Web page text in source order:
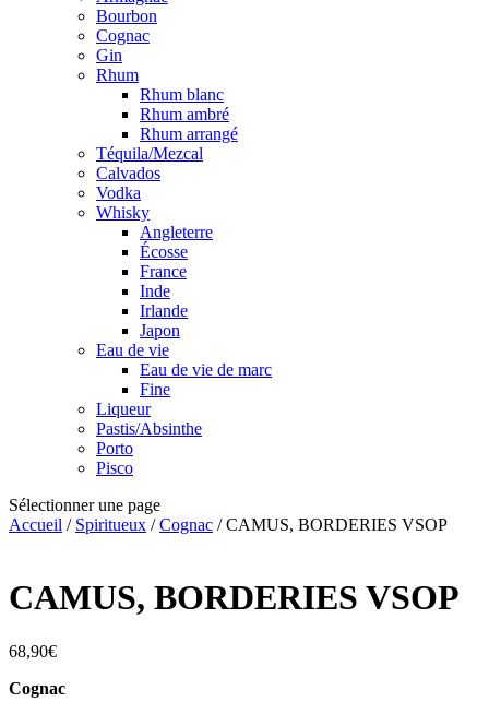
Bourbon
Cognac
Gin
Rhum
Rhum blanc
Rhum ambré
Rhum arrangé
Téquila/Mezcal
Calvados
Vodka
Whisky
Angleterre
Écosse
France
Inde
Irlande
Japon
Eau de vie
Eau de vie de marc
Fine
Liqueur
Pastis/Absinthe
Porto
Pisco
Sélectionner une page
Accueil / Spiritueux /Cognac / CAMUS, BORDERIES VSOP
CAMUS, BORDERIES VSOP
68,90€
Cognac